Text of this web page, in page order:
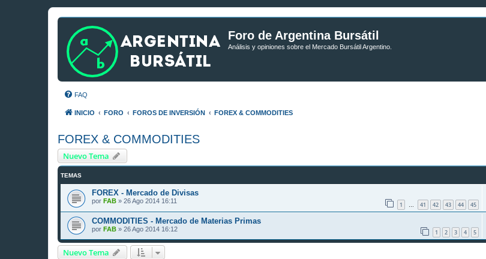
Foro de Argentina Bursátil
Análisis y opiniones sobre el Mercado Bursátil Argentino.
FAQ
INICIO FORO FOROS DE INVERSIÓN FOREX & COMMODITIES
FOREX & COMMODITIES
Nuevo Tema
TEMAS
FOREX - Mercado de Divisas
por FAB » 26 Ago 2014 16:11 1 … 41 42 43 44 45
COMMODITIES - Mercado de Materias Primas
por FAB » 26 Ago 2014 16:12 1 2 3 4 5
Nuevo Tema